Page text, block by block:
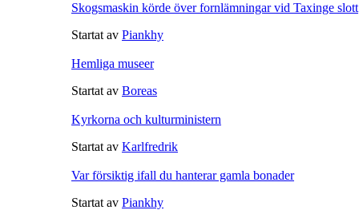
Skogsmaskin körde över fornlämningar vid Taxinge slott
Startat av Piankhy
Hemliga museer
Startat av Boreas
Kyrkorna och kulturministern
Startat av Karlfredrik
Var försiktig ifall du hanterar gamla bonader
Startat av Piankhy